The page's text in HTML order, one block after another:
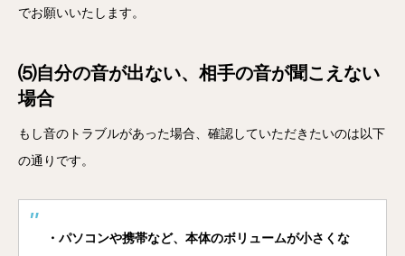
でお願いいたします。
⑸自分の音が出ない、相手の音が聞こえない
場合
もし音のトラブルがあった場合、確認していただきたいのは以下
の通りです。
・パソコンや携帯など、本体のボリュームが小さくな